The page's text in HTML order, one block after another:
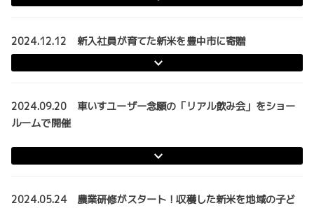
2024.12.12 新入社員が育てた新米を豊中市に寄贈
2024.09.20 車いすユーザー念願の「リアル飲み会」をショー
ルームで開催
2024.05.24 農業研修がスタート！収穫した新米を地域の子ど